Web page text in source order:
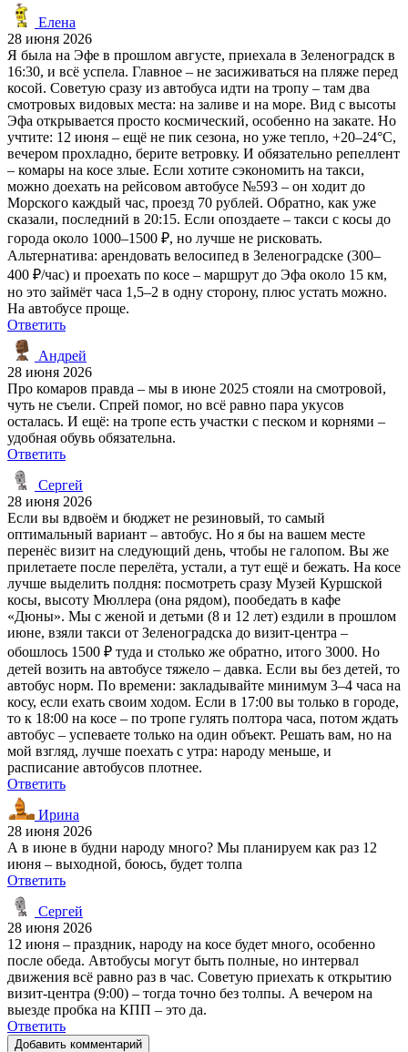
Елена
28 июня 2026
Я была на Эфе в прошлом августе, приехала в Зеленоградск в
16:30, и всё успела. Главное – не засиживаться на пляже перед
косой. Советую сразу из автобуса идти на тропу – там два
смотровых видовых места: на заливе и на море. Вид с высоты
Эфа открывается просто космический, особенно на закате. Но
учтите: 12 июня – ещё не пик сезона, но уже тепло, +20–24°C,
вечером прохладно, берите ветровку. И обязательно репеллент
– комары на косе злые. Если хотите сэкономить на такси,
можно доехать на рейсовом автобусе №593 – он ходит до
Морского каждый час, проезд 70 рублей. Обратно, как уже
сказали, последний в 20:15. Если опоздаете – такси с косы до
города около 1000–1500 ₽, но лучше не рисковать.
Альтернатива: арендовать велосипед в Зеленоградске (300–
400 ₽/час) и проехать по косе – маршрут до Эфа около 15 км,
но это займёт часа 1,5–2 в одну сторону, плюс устать можно.
На автобусе проще.
Ответить
Андрей
28 июня 2026
Про комаров правда – мы в июне 2025 стояли на смотровой,
чуть не съели. Спрей помог, но всё равно пара укусов
осталась. И ещё: на тропе есть участки с песком и корнями –
удобная обувь обязательна.
Ответить
Сергей
28 июня 2026
Если вы вдвоём и бюджет не резиновый, то самый
оптимальный вариант – автобус. Но я бы на вашем месте
перенёс визит на следующий день, чтобы не галопом. Вы же
прилетаете после перелёта, устали, а тут ещё и бежать. На косе
лучше выделить полдня: посмотреть сразу Музей Куршской
косы, высоту Мюллера (она рядом), пообедать в кафе
«Дюны». Мы с женой и детьми (8 и 12 лет) ездили в прошлом
июне, взяли такси от Зеленоградска до визит-центра –
обошлось 1500 ₽ туда и столько же обратно, итого 3000. Но
детей возить на автобусе тяжело – давка. Если вы без детей, то
автобус норм. По времени: закладывайте минимум 3–4 часа на
косу, если ехать своим ходом. Если в 17:00 вы только в городе,
то к 18:00 на косе – по тропе гулять полтора часа, потом ждать
автобус – успеваете только на один объект. Решать вам, но на
мой взгляд, лучше поехать с утра: народу меньше, и
расписание автобусов плотнее.
Ответить
Ирина
28 июня 2026
А в июне в будни народу много? Мы планируем как раз 12
июня – выходной, боюсь, будет толпа
Ответить
Сергей
28 июня 2026
12 июня – праздник, народу на косе будет много, особенно
после обеда. Автобусы могут быть полные, но интервал
движения всё равно раз в час. Советую приехать к открытию
визит-центра (9:00) – тогда точно без толпы. А вечером на
выезде пробка на КПП – это да.
Ответить
Добавить комментарий